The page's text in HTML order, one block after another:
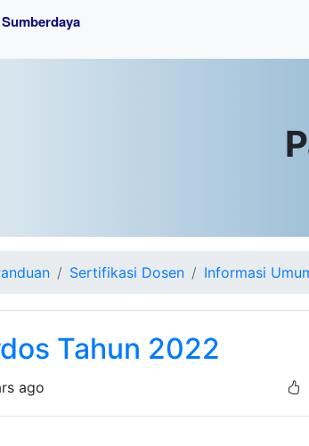
Sertifikasi Dosen Informasi
Tahun 2022
ago